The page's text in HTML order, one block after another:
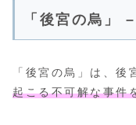
「後宮の烏」
「後宮の烏」は、後
起こる不可解な事件